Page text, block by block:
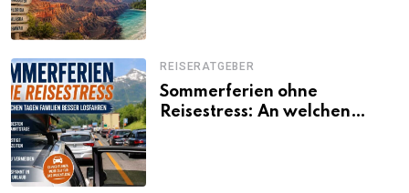
REISERATGEBER
Sommerferien ohne
Reisestress: An welchen